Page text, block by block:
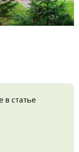
в статье